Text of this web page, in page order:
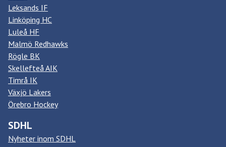
Leksands IF
Linköping HC
Luleå HF
Malmö Redhawks
Rögle BK
Skellefteå AIK
Timrå IK
Växjö Lakers
Örebro Hockey
SDHL
Nyheter inom SDHL